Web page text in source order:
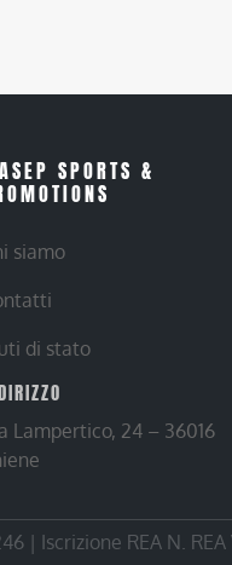
SPORTS &
siamo
di stato
Lampertico, 24 – 36016
| Iscrizione REA N. REA